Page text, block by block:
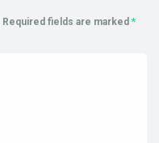
Required fields are marked *